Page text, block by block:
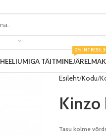
HEELIUMIGA TÄITMINE
0% INTRESS,
Esileht Kodu
Tasu kolme